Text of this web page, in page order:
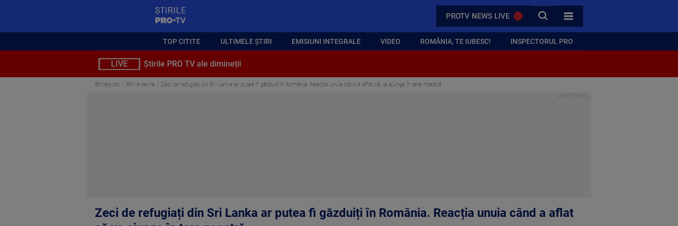
PROTV NEWS LIVE CAUTA
TOATE CATEGORIILE
TOP CITITE ULTIMELE ȘTIRI EMISIUNI INTEGRALE VIDEO ROMÂNIA, TE IUBESC! INSPECTORUL PRO
LIVE Știrile PRO TV ale dimineții
Stirileprotv Stiri externe Zeci de refugiați din Sri Lanka ar putea fi găzduiți în România. Reacția unuia când a aflat că va ajunge în țara noastră
Zeci de refugiați din Sri Lanka ar putea fi găzduiți în România. Reacția unuia când a aflat